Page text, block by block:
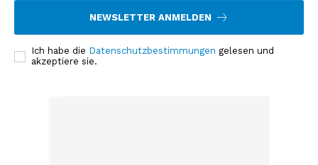
NEWSLETTER ANMELDEN
Ich habe die Datenschutzbestimmungen gelesen und
akzeptiere sie.